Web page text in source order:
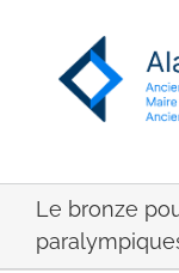
Le bronze